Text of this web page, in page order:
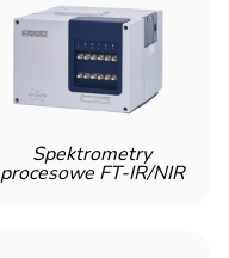
Spektrometry
procesowe FT-IR/NIR